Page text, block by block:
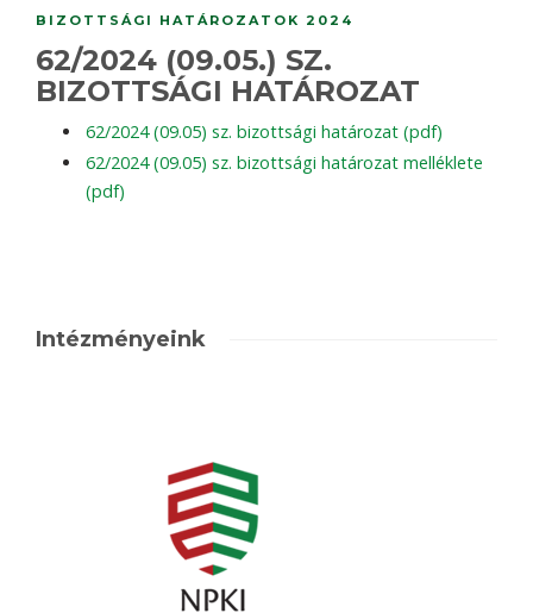
BIZOTTSÁGI HATÁROZATOK 2024
62/2024 (09.05.) SZ.
BIZOTTSÁGI HATÁROZAT
62/2024 (09.05) sz. bizottsági határozat (pdf)
62/2024 (09.05) sz. bizottsági határozat melléklete
(pdf)
Intézményeink